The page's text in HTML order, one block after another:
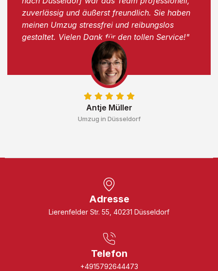
Antje Müller
Umzug in Düsseldorf
zuverlässig und äußerst freundlich. Sie haben
meinen Umzug stressfrei und reibungslos
gestaltet. Vielen Dank für den tollen Service!"
Adresse
Lierenfelder Str. 55, 40231 Düsseldorf
Telefon
+4915792644473